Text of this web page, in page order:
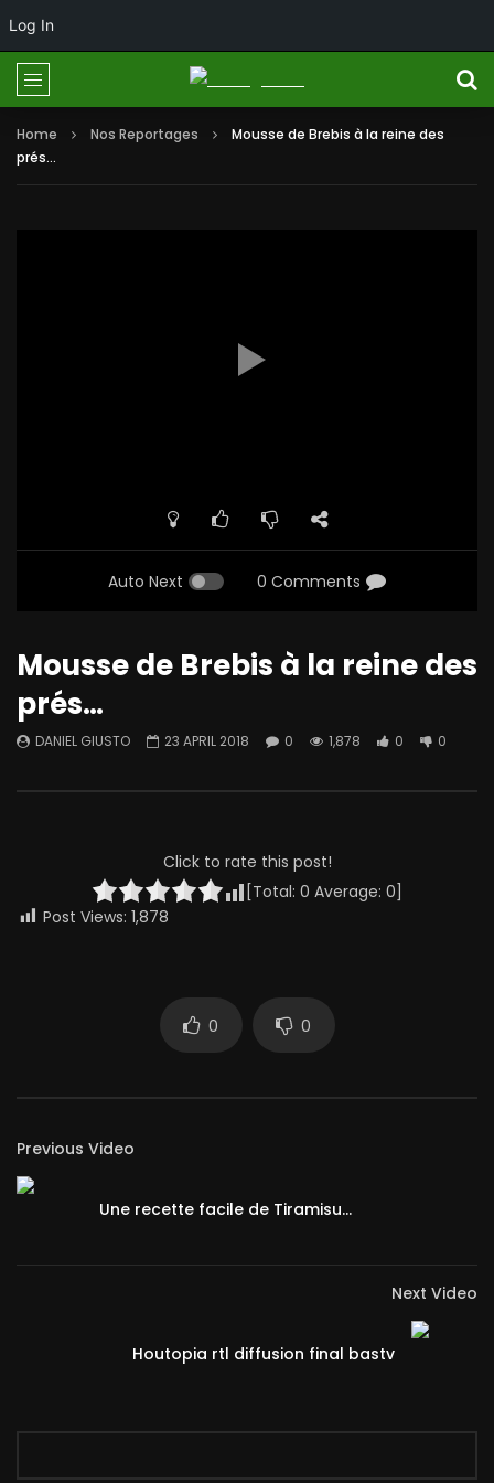
Log In
Home Nos Reportages
Mousse de Brebis à la reine des
prés…
Auto Next 0 Comments
Mousse de Brebis à la reine des
prés…
DANIEL GIUSTO 23 APRIL 2018 0 1,878 0 0
Click to rate this post!
[Total: 0 Average: 0]
Post Views: 1,878
0 0
Previous Video
Une recette facile de Tiramisu…
Next Video
Houtopia rtl diffusion final bastv